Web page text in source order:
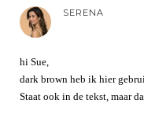
SERENA
hi Sue,
dark brown heb ik hier
Staat ook in de tekst, maar